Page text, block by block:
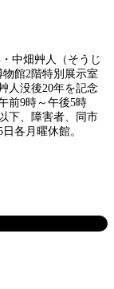
中畑艸人（そうじ
館2階特別展示室
人没後20年を記念
前9時～午後5時
下、障害者、同市
各月曜休館。